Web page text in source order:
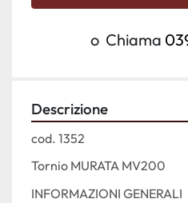
o Chiama
Descrizione
cod. 1352
Tornio MURATA MV200
INFORMAZIONI GENERALI